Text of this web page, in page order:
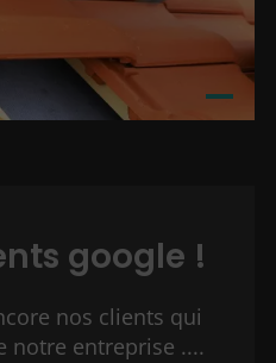
google !
nos clients qui
notre entreprise ....